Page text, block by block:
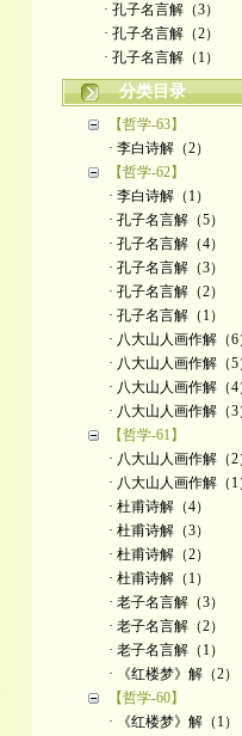
· 孔子名言解（3）
· 孔子名言解（2）
· 孔子名言解（1）
分类目录
【哲学-63】
· 李白诗解（2）
【哲学-62】
· 李白诗解（1）
· 孔子名言解（5）
· 孔子名言解（4）
· 孔子名言解（3）
· 孔子名言解（2）
· 孔子名言解（1）
· 八大山人画作解（6
· 八大山人画作解（5
· 八大山人画作解（4
· 八大山人画作解（3
【哲学-61】
· 八大山人画作解（2
· 八大山人画作解（1
· 杜甫诗解（4）
· 杜甫诗解（3）
· 杜甫诗解（2）
· 杜甫诗解（1）
· 老子名言解（3）
· 老子名言解（2）
· 老子名言解（1）
· 《红楼梦》解（2）
【哲学-60】
· 《红楼梦》解（1）